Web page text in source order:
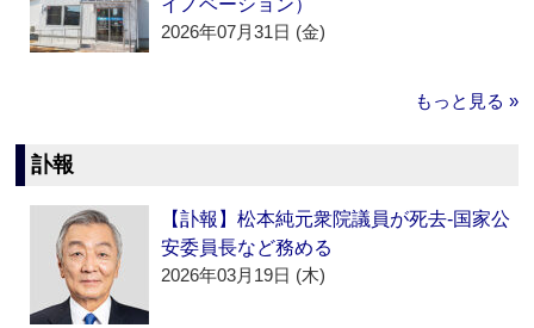
イノベーション）
2026年07月31日 (金)
もっと見る »
訃報
【訃報】松本純元衆院議員が死去‐国家公
安委員長など務める
2026年03月19日 (木)